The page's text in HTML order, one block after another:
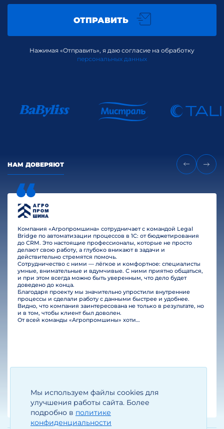
Мы используем файлы cookies для
улучшения работы сайта. Более
подробно в политике
конфиденциальности
ОТПРАВИТЬ
Нажимая «Отправить», я даю согласие на обработку
персональных данных
НАМ ДОВЕРЯЮТ
Компания «Агропромшина» сотрудничает с командой Legal
Bridge по автоматизации процессов в 1С: от бюджетирования
до CRM. Это настоящие профессионалы, которые не просто
делают свою работу, а глубоко вникают в задачи и
действительно стремятся помочь.
Сотрудничество с ними — лёгкое и комфортное: специалисты
умные, внимательные и вдумчивые. С ними приятно общаться,
и при этом всегда можно быть уверенным, что дело будет
доведено до конца.
Благодаря проекту мы значительно упростили внутренние
процессы и сделали работу с данными быстрее и удобнее.
Видно, что компания заинтересована не только в результате, но
и в том, чтобы клиент был доволен.
От всей команды «Агропромшины» хотим поблагодарить специалистов Legal Bridge за отличную работу и человеческое отношение.…
Егизарян И.А.
Генеральный директор